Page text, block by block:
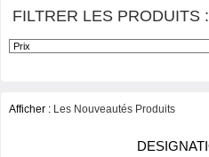
FILTRER LES PRODUITS :
Afficher : Les Nouveautés Produits